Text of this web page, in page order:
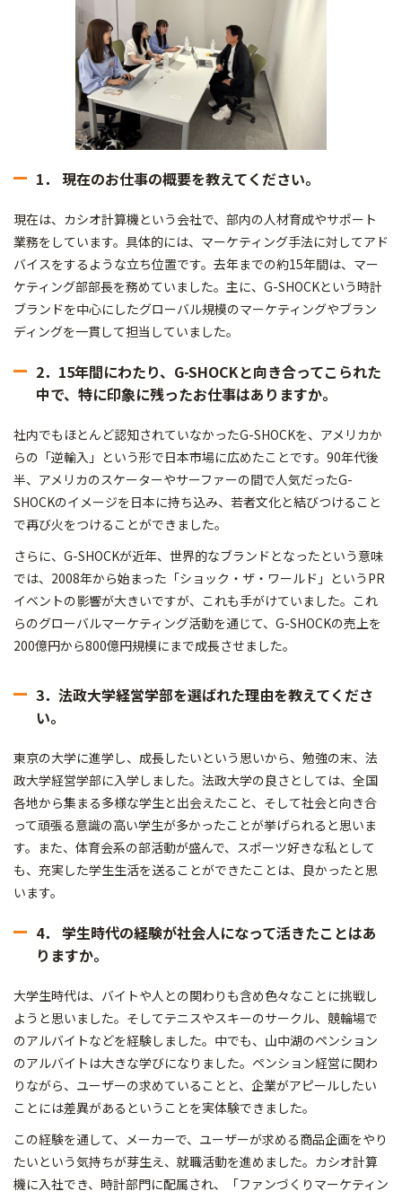
1． 現在のお仕事の概要を教えてください。
現在は、カシオ計算機という会社で、部内の人材育成やサポート
業務をしています。具体的には、マーケティング手法に対してアド
バイスをするような立ち位置です。去年までの約15年間は、マー
ケティング部部長を務めていました。主に、G-SHOCKという時計
ブランドを中心にしたグローバル規模のマーケティングやブラン
ディングを一貫して担当していました。
2．15年間にわたり、G-SHOCKと向き合ってこられた
中で、特に印象に残ったお仕事はありますか。
社内でもほとんど認知されていなかったG-SHOCKを、アメリカか
らの「逆輸入」という形で日本市場に広めたことです。90年代後
半、アメリカのスケーターやサーファーの間で人気だったG-
SHOCKのイメージを日本に持ち込み、若者文化と結びつけること
で再び火をつけることができました。
さらに、G-SHOCKが近年、世界的なブランドとなったという意味
では、2008年から始まった「ショック・ザ・ワールド」というPR
イベントの影響が大きいですが、これも手がけていました。これ
らのグローバルマーケティング活動を通じて、G-SHOCKの売上を
200億円から800億円規模にまで成長させました。
3．法政大学経営学部を選ばれた理由を教えてくださ
い。
東京の大学に進学し、成長したいという思いから、勉強の末、法
政大学経営学部に入学しました。法政大学の良さとしては、全国
各地から集まる多様な学生と出会えたこと、そして社会と向き合
って頑張る意識の高い学生が多かったことが挙げられると思いま
す。また、体育会系の部活動が盛んで、スポーツ好きな私として
も、充実した学生生活を送ることができたことは、良かったと思
います。
4． 学生時代の経験が社会人になって活きたことはあ
りますか。
大学生時代は、バイトや人との関わりも含め色々なことに挑戦し
ようと思いました。そしてテニスやスキーのサークル、競輪場で
のアルバイトなどを経験しました。中でも、山中湖のペンション
のアルバイトは大きな学びになりました。ペンション経営に関わ
りながら、ユーザーの求めていることと、企業がアピールしたい
ことには差異があるということを実体験できました。
この経験を通して、メーカーで、ユーザーが求める商品企画をやり
たいという気持ちが芽生え、就職活動を進めました。カシオ計算
機に入社でき、時計部門に配属され、「ファンづくりマーケティン